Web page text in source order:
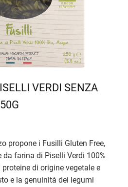
VERDI SENZA
propone i Fusilli Gluten Free,
farina di Piselli Verdi 100%
di origine vegetale e
e la genuinità dei legumi